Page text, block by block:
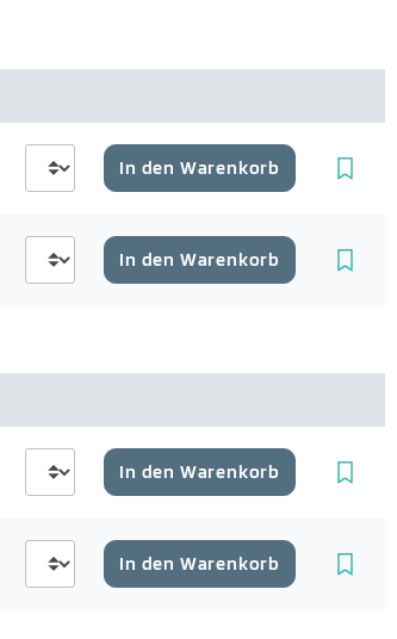
In den Warenkorb
In den Warenkorb
In den Warenkorb
In den Warenkorb